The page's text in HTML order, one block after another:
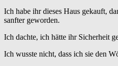
Ich habe ihr dieses Haus gekauft,
sanfter geworden.
Ich dachte, ich hätte ihr Sicherheit
Ich wusste nicht, dass ich sie den